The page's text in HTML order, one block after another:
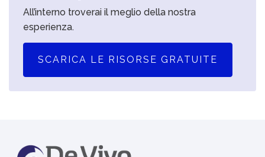
All’interno troverai il meglio della nostra
esperienza.
SCARICA LE RISORSE GRATUITE